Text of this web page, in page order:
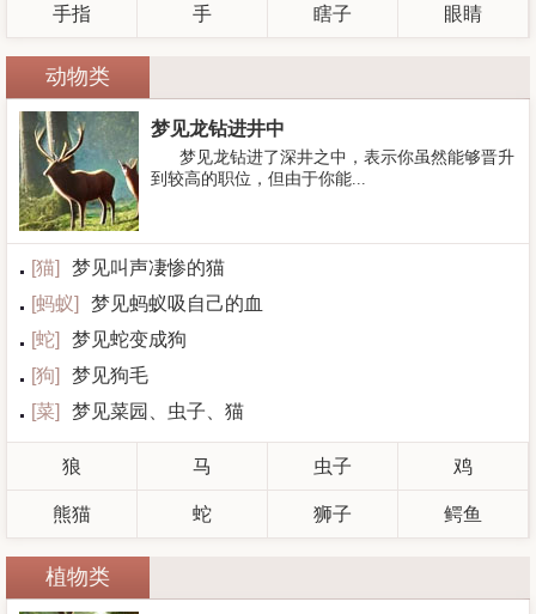
手指 手 瞎子 眼睛
动物类
梦见龙钻进井中
梦见龙钻进了深井之中，表示你虽然能够晋升
到较高的职位，但由于你能...
[猫]
梦见叫声凄惨的猫
[蚂蚁]
梦见蚂蚁吸自己的血
[蛇]
梦见蛇变成狗
[狗]
梦见狗毛
[菜] 梦见菜园、虫子、猫
狼 马 虫子 鸡
熊猫 蛇 狮子 鳄鱼
植物类